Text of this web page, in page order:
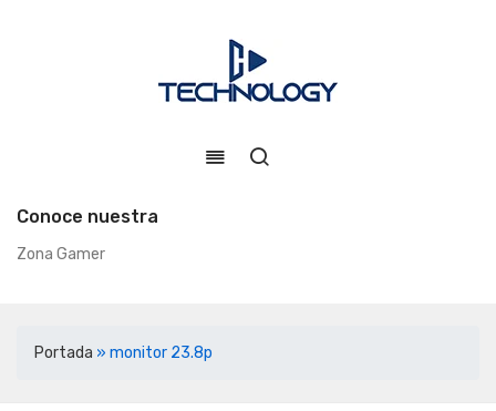
Conoce nuestra
Zona Gamer
Portada » monitor 23.8p